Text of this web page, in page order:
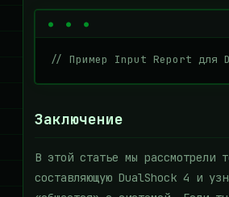
// Пример Input Report для
Заключение
В этой статье мы рассмотрели
составляющую DualShock 4 и